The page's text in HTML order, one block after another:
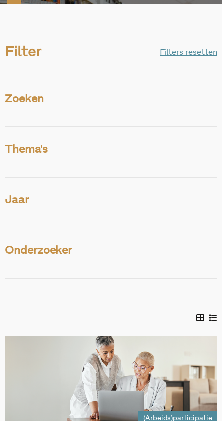
Filter Filters resetten
Zoeken
Thema's
Jaar
Onderzoeker
(Arbeids)participatie